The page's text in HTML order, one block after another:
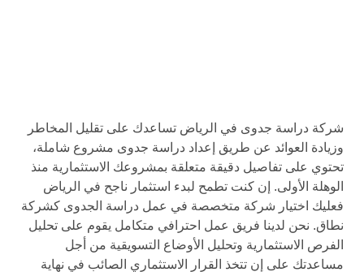
شركة دراسة جدوى في الرياض تساعدك على تقليل المخاطر
وزيادة العوائد عن طريق إعداد دراسة جدوى مشروع شاملة،
تحتوي على تفاصيل دقيقة متعلقة بمشروعك الاستثمارية منذ
الوهلة الأولى. إن كنت تطمح لبدء استثمار ناجح في الرياض
فعليك اختيار شركة متخصصة في عمل دراسة الجدوى كشركة
نطاق. نحن لدينا فريق عمل احترافي متكامل يقوم على تحليل
الفرص الاستثمارية وتحليل الأوضاع التسويقية من أجل
مساعدتك على إن تتخذ القرار الاستثماري الصائب في نهاية